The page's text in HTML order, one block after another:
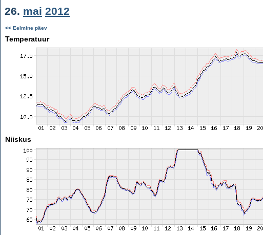
26. mai 2012
<< Eelmine päev
Temperatuur
Niiskus